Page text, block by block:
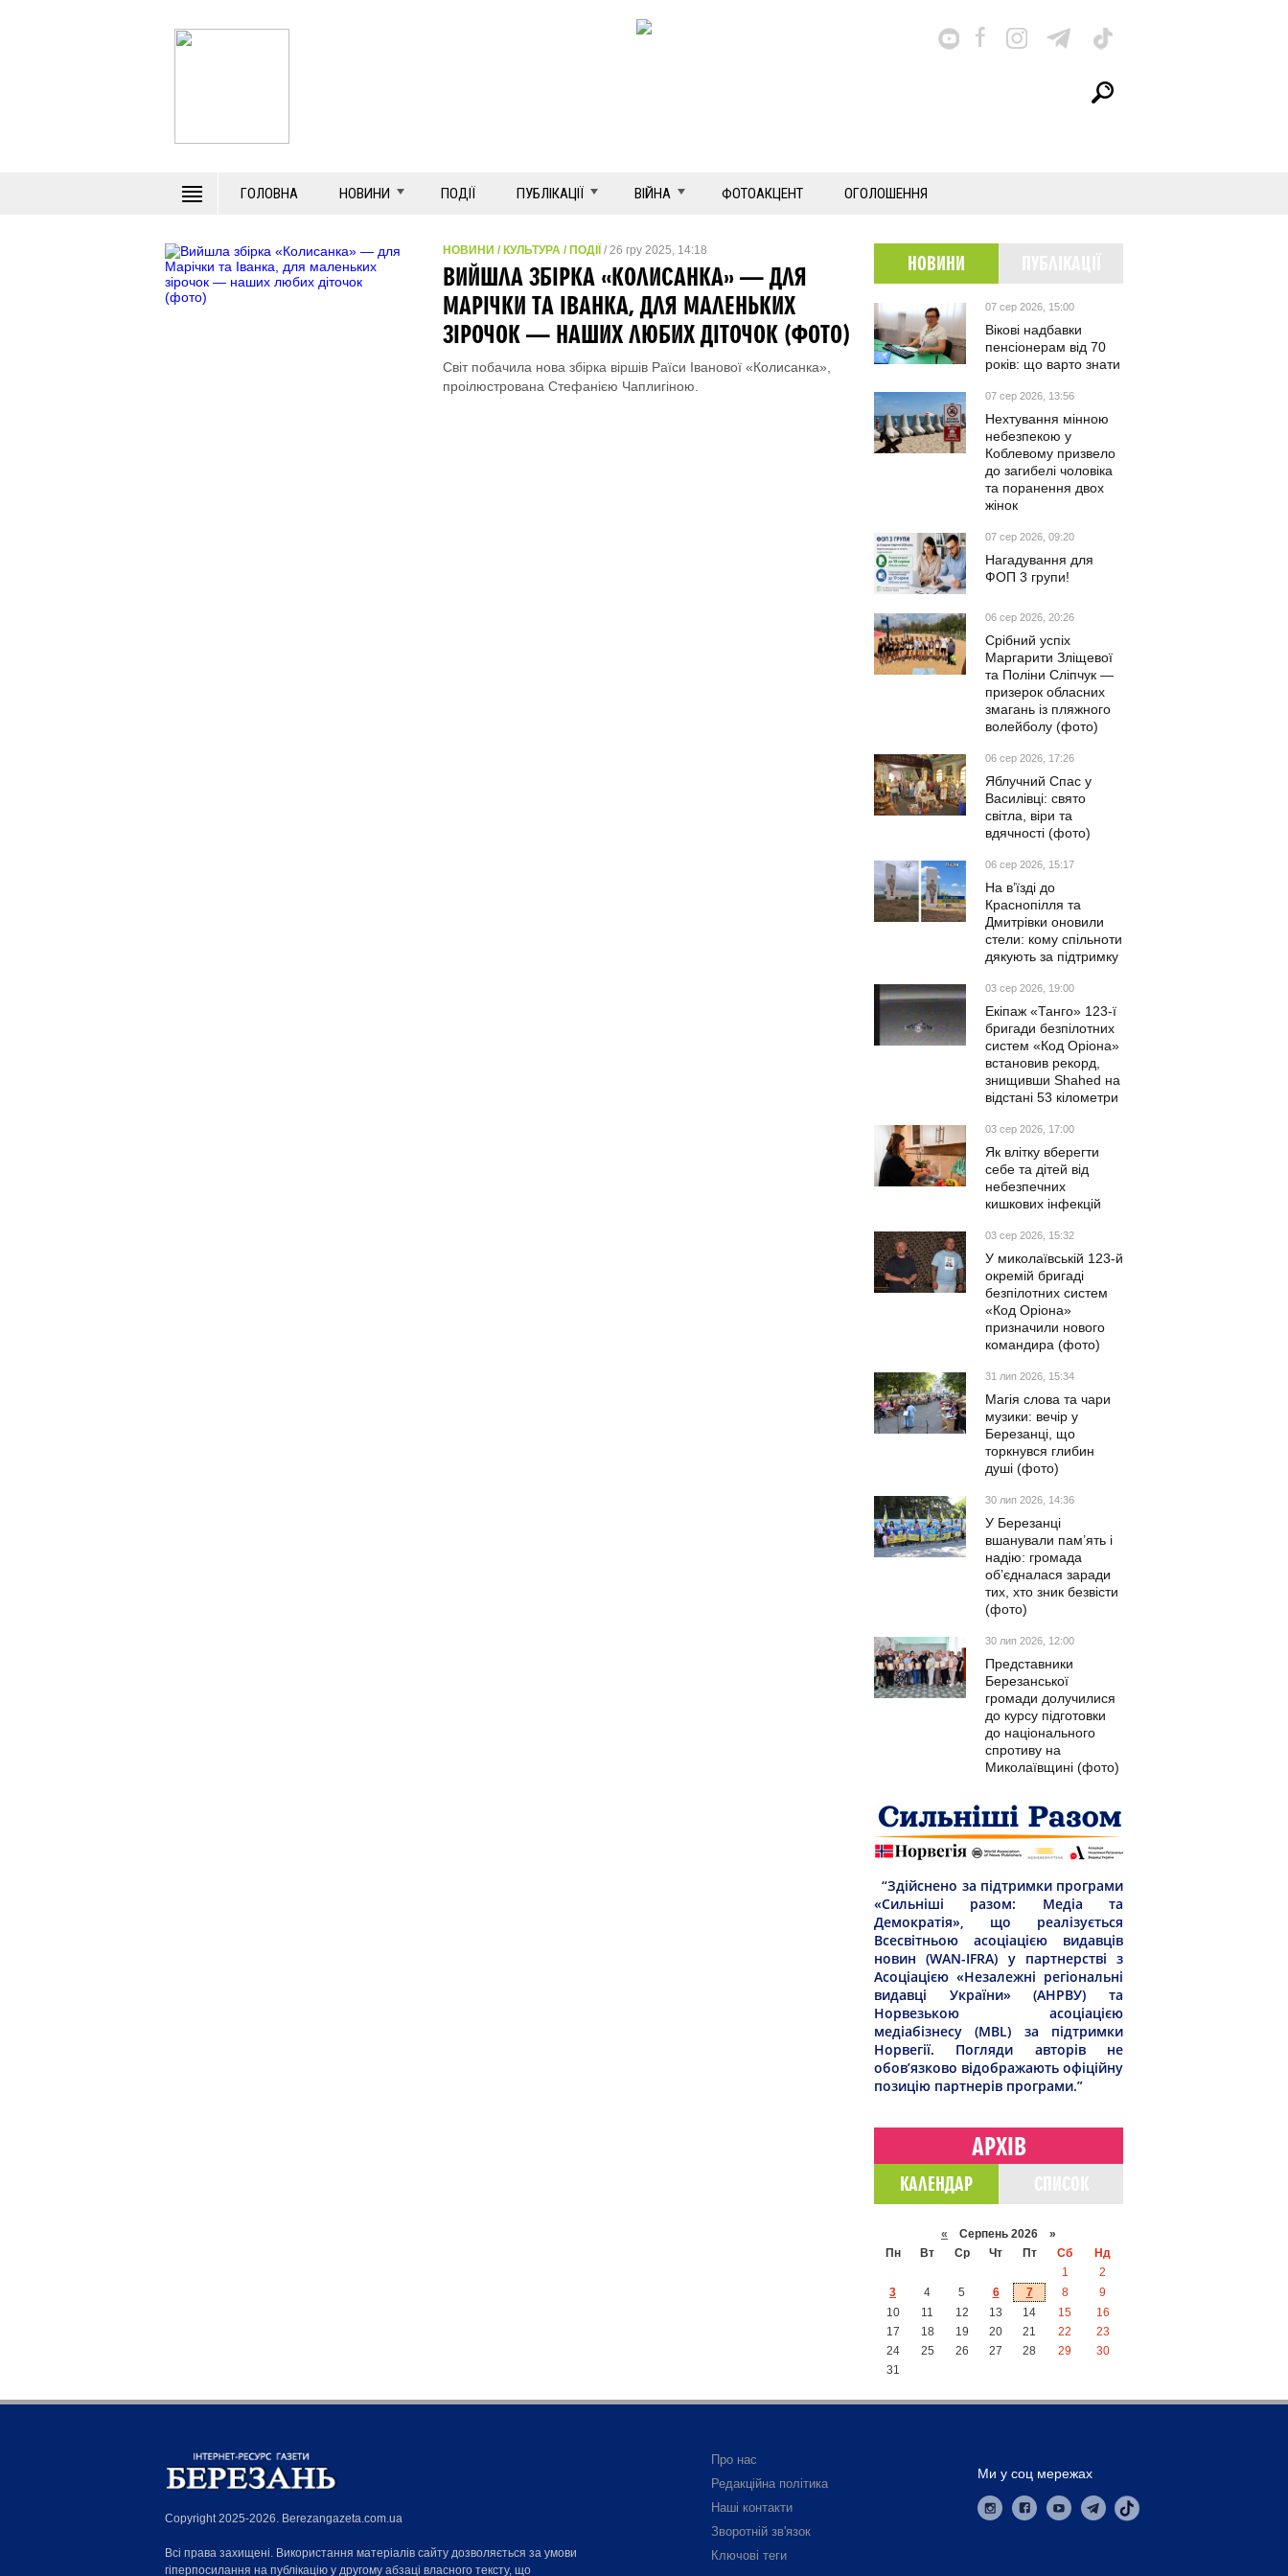
ГОЛОВНА НОВИНИ ПОДІЇ ПУБЛІКАЦІЇ ВІЙНА ФОТОАКЦЕНТ ОГОЛОШЕННЯ
НОВИНИ / КУЛЬТУРА / ПОДІЇ / 26 гру 2025, 14:18
ВИЙШЛА ЗБІРКА «КОЛИСАНКА» — ДЛЯ
МАРІЧКИ ТА ІВАНКА, ДЛЯ МАЛЕНЬКИХ
ЗІРОЧОК — НАШИХ ЛЮБИХ ДІТОЧОК (ФОТО)
Світ побачила нова збірка віршів Раїси Іванової «Колисанка»,
проілюстрована Стефанією Чаплигіною.
НОВИНИ
07 сер 2026, 15:00
Вікові надбавки
пенсіонерам від 70
років: що варто знати
07 сер 2026, 13:56
Нехтування мінною
небезпекою у
Коблевому призвело
до загибелі чоловіка
та поранення двох
жінок
07 сер 2026, 09:20
Нагадування для
ФОП 3 групи!
06 сер 2026, 20:26
Срібний успіх
Маргарити Зліщевої
та Поліни Сліпчук —
призерок обласних
змагань із пляжного
волейболу (фото)
06 сер 2026, 17:26
Яблучний Спас у
Василівці: свято
світла, віри та
вдячності (фото)
06 сер 2026, 15:17
На в’їзді до
Краснопілля та
Дмитрівки оновили
стели: кому спільноти
дякують за підтримку
03 сер 2026, 19:00
Екіпаж «Танго» 123-ї
бригади безпілотних
систем «Код Оріона»
встановив рекорд,
знищивши Shahed на
відстані 53 кілометри
03 сер 2026, 17:00
Як влітку вберегти
себе та дітей від
небезпечних
кишкових інфекцій
03 сер 2026, 15:32
У миколаївській 123-й
окремій бригаді
безпілотних систем
«Код Оріона»
призначили нового
командира (фото)
31 лип 2026, 15:34
Магія слова та чари
музики: вечір у
Березанці, що
торкнувся глибин
душі (фото)
30 лип 2026, 14:36
У Березанці
вшанували пам’ять і
надію: громада
об’єдналася заради
тих, хто зник безвісти
(фото)
30 лип 2026, 12:00
Представники
Березанської
громади долучилися
до курсу підготовки
до національного
спротиву на
Миколаївщині (фото)
“Здійснено за підтримки програми
«Сильніші разом: Медіа та
Демократія», що реалізується
Всесвітньою асоціацією видавців
новин (WAN-IFRA) у партнерстві з
Асоціацією «Незалежні регіональні
видавці України» (АНРВУ) та
Норвезькою асоціацією
медіабізнесу (MBL) за підтримки
Норвегії. Погляди авторів не
обов’язково відображають офіційну
позицію партнерів програми.”
АРХІВ
КАЛЕНДАР
« Серпень 2026 »
Пн
Вт Ср Чт Пт Сб
Нд
1
2
3
4 5 6 7 8
9
10
11 12 13 14 15
16
17
18 19 20 21 22
23
24
25 26 27 28 29
30
31
Copyright 2025-2026. Berezangazeta.com.ua
Всі права захищені. Використання матеріалів сайту дозволяється за умови
гіперпосилання на публікацію у другому абзаці власного тексту, що
Про нас
Редакційна політика
Наші контакти
Зворотній зв'язок
Ключові теги
Ми у соц мережах